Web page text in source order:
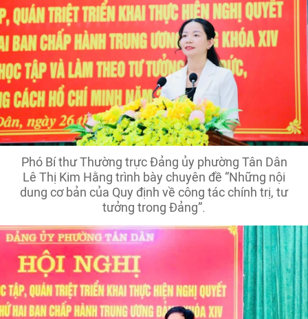
Phó Bí thư Thường trực Đảng ủy phường Tân Dân
Lê Thị Kim Hằng trình bày chuyên đề “Những nội
dung cơ bản của Quy định về công tác chính trị, tư
tưởng trong Đảng”.